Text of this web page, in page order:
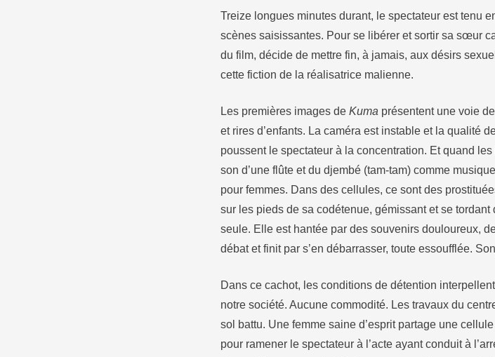
Treize longues minutes durant, le spectateur est tenu
scènes saisissantes. Pour se libérer et sortir sa sœur
du film, décide de mettre fin, à jamais, aux désirs
cette fiction de la réalisatrice malienne.
Les premières images de Kuma présentent une voie
et rires d’enfants. La caméra est instable et la qualité
poussent le spectateur à la concentration. Et quand
son d’une flûte et du djembé (tam-tam) comme
pour femmes. Dans des cellules, ce sont des
sur les pieds de sa codétenue, gémissant et se
seule. Elle est hantée par des souvenirs douloureux,
débat et finit par s’en débarrasser, toute essoufflée.
Dans ce cachot, les conditions de détention
notre société. Aucune commodité. Les travaux du
sol battu. Une femme saine d’esprit partage une
pour ramener le spectateur à l’acte ayant conduit à